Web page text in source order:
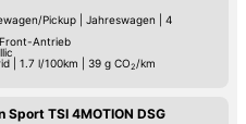
Pickup| Jahreswagen
4
Front-Antrieb
1.7 l/100km 39 g CO2 /km
Sport TSI 4MOTION DSG